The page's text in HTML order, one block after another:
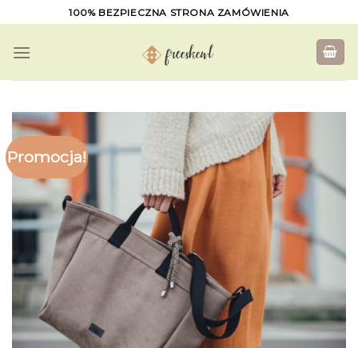
to
content
100% BEZPIECZNA STRONA ZAMÓWIENIA
Promocja!